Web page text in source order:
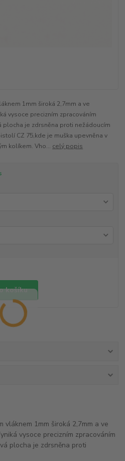
1mm široká 2,7mm a ve
vysoce precizním zpracováním
je zdrsněna proti nežádoucím
CZ 75,kde je muška upevněna v
kolíkem. Vho... celý popis
košíku
vláknem 1mm široká 2,7mm a ve
vysoce precizním zpracováním
plocha je zdrsněna proti